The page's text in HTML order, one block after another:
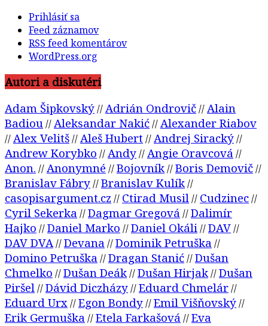
Prihlásiť sa
Feed záznamov
RSS feed komentárov
WordPress.org
Autori a diskutéri
Adam Šipkovský// Adrián Ondrovič// Alain
Badiou // Aleksandar Nakić// Alexander Riabov
// Alex Velitš// Aleš Hubert // Andrej Siracký//
Andrew Korybko // Andy// Angie Oravcová //
Anon. // Anonymné //Bojovník//Boris Demovič//
Branislav Fábry//Branislav Kulík//
casopisargument.cz // Ctirad Musil // Cudzinec//
Cyril Sekerka //Dagmar Gregová //Dalimír
Hajko //Daniel Marko //Daniel Okáli //DAV//
DAV DVA//Devana //Dominik Petruška //
Domino Petruška //Dragan Stanić//Dušan
Chmelko //Dušan Deák//Dušan Hirjak//Dušan
Piršel //Dávid Diczházy//Eduard Chmelár//
Eduard Urx //Egon Bondy//Emil Višňovský//
Erik Germuška //Etela Farkašová //Eva